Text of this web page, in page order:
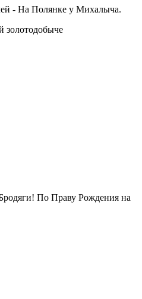
- На Полянке у Михалыча.
золотодобыче
По Праву Рождения на